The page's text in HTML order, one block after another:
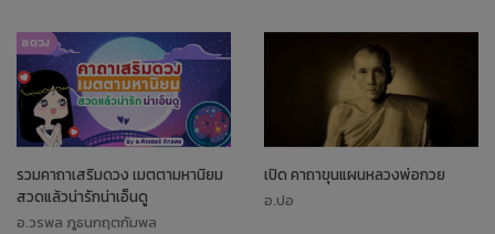
รวมคาถาเสริมดวง เมตตามหานิยม
สวดแล้วน่ารักน่าเอ็นดู
อ.วรพล ภูธนกฤตกัมพล
เปิด คาถาขุนแผนหลวงพ่อกวย
อ.ปอ